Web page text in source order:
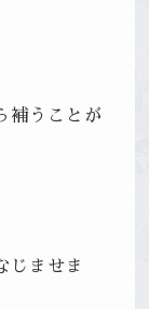
補うことが
じませま